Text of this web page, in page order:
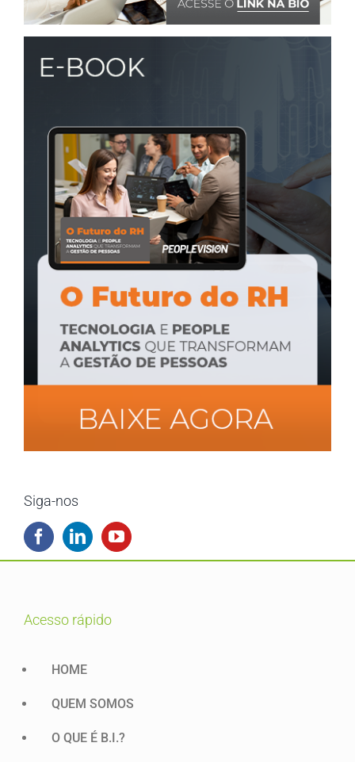
Siga-nos
acesso rápido
HOME
QUEM SOMOS
O QUE É B.I.?